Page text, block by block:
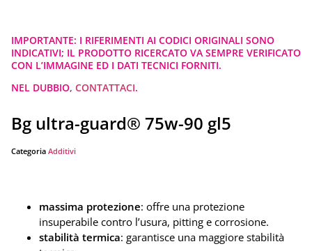
IMPORTANTE: I RIFERIMENTI AI CODICI ORIGINALI SONO
INDICATIVI; IL PRODOTTO RICERCATO VA SEMPRE VERIFICATO
CON L’IMMAGINE ED I DATI TECNICI FORNITI.
NEL DUBBIO, CONTATTACI.
Bg ultra-guard® 75w-90 gl5
Categoria Additivi
massima protezione: offre una protezione
insuperabile contro l’usura, pitting e corrosione.
stabilità termica: garantisce una maggiore stabilità